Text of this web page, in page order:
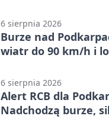
6 sierpnia 2026
Burze nad
wiatr do 90 km/h i
6 sierpnia 2026
Alert RCB dla
Nadchodzą burze,